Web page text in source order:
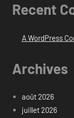
Recent
A WordPress
Archives
août 2026
juillet 2026